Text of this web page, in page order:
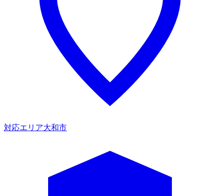
対応エリア大和市